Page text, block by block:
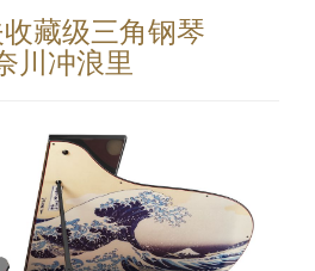
藏级三角钢琴
川冲浪里